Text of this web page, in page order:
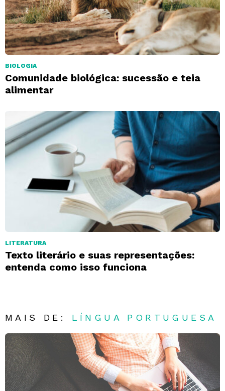
BIOLOGIA
Comunidade biológica: sucessão e teia
alimentar
LITERATURA
Texto literário e suas representações:
entenda como isso funciona
MAIS DE: LÍNGUA PORTUGUESA